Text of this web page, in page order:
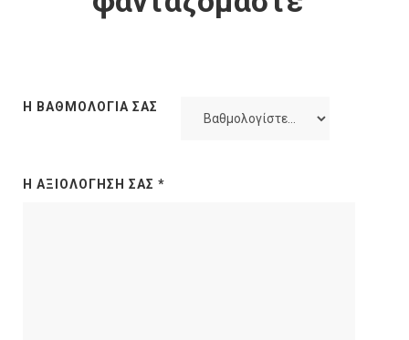
Η ΒΑΘΜΟΛΟΓΊΑ ΣΑΣ
Η ΑΞΙΟΛΌΓΗΣΉ ΣΑΣ *